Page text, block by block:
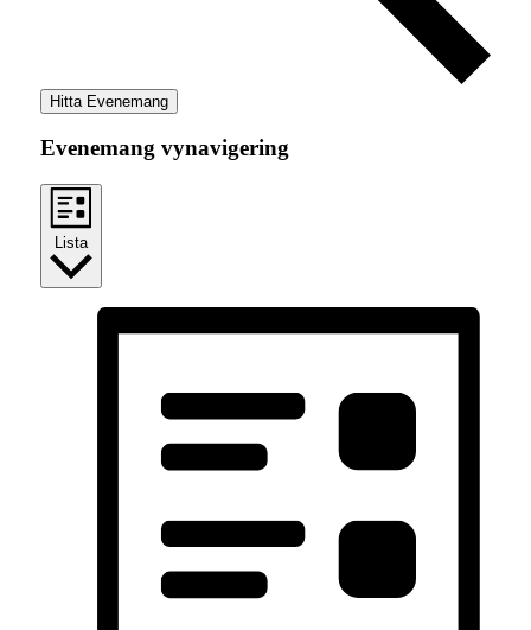
Hitta Evenemang
Evenemang vynavigering
Lista